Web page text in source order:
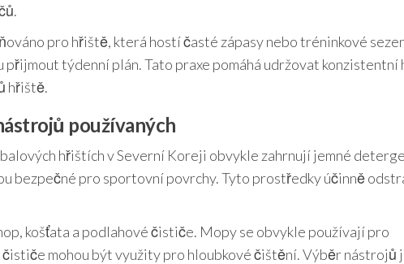
pro hřiště, která hostí časté zápasy nebo tréninkové
přijmout týdenní plán. Tato praxe pomáhá udržovat konzistentní
hřiště.
používaných
hřištích v Severní Koreji obvykle zahrnují jemné
bezpečné pro sportovní povrchy. Tyto prostředky účinně
košťata a podlahové čističe. Mopy se obvykle používají pro
mohou být využity pro hloubkové čištění. Výběr nástrojů